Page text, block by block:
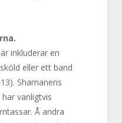
inkluderar en
eller ett band
Shamanens
vanligtvis
Å andra